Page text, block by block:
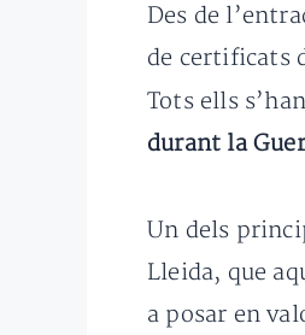
Des de
de certificats
Tots ells
durant la
Un dels
Lleida, que
a posar en